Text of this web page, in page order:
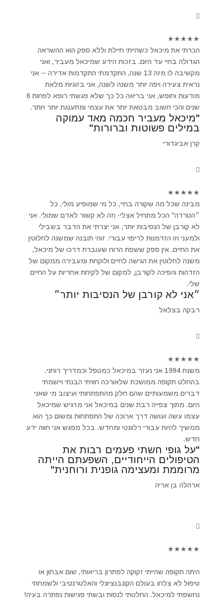
★
★
★
★
★
הכרתי את מיכאל כשהייתי חיילת וללא ספק הוא ההשראה
הגדולה בחיי עד היום. בזכות הידע שמיכאל מעביר, ואני
מקשיבה לו מזה 13 שנה, התקדמתי התקדמות אדירה ─ אני
נראית צעירה ויפה יותר משנה לשנה, אני בזוגיות מלאת
מודעות וחופש, אני בריאה כל כך שלא פגשתי רופא לפחות 6
שנים והכי חשוב מבטאת יותר את עצמי ומתענגת יותר ויותר.
"מיכאל מעביר חכמה מאד עמוקה
במילים פשוטות וברורות"
קרן אביגדורי
★
★
★
★
★
מבינה שכל מה שקורה בחיי, כל מי שמופיע מולי, כל
״הטרדה" הכל מתחיל אצלי- וזה לא קשור לאדם שמולי. אני
לא קורבן של הנסיבות יותר, אני יצרתי את הדבר בשבילי
ולמעני וזו הזדמנות לריפוי עבורי. זוהי תובנה שמשנה לחלוטין
את החיים. אין ספק ששפת הרוח שעוברת דרכו של מיכאל,
משנה לחלוטין את הגישה לחיים ולוקחת ומעבירה ממקום של
הזדהות והפיכה לקורבן, למקום של לקיחת אחריות על החיים
שלי.
״אני לא קורבן של הנסיבות יותר״
רבקה בצלאל
★
★
★
★
★
משנת 1994 אני נעזר במיכאל כמטפל וכמדריך רוחני.
בהחלט תקופה ממושכת שלאורכה חוויתי הבנתי ויישמתי
דברים משמעותיים שהם חלק מהתפתחותי ועיצוב מי שאני
היום. מתוך צפייה רבת שנים במיכאל אני מרגיש שמיכאל
עצמו עשה ועושה דרך ארוכה של התפתחות ומשום כך הוא
ממשיך להיות עבורי רלוונטי ומחדש. בכל מפגש אני חווה ידע
חדש.
"על גופי חשתי פעמים רבות את
הטיפולים הייחודיים, השפעתם הייתה
מרוממת ומעצימה גופנית ורוחנית"
ארהלה בן אריה
★
★
★
★
★
היתה תקופה שהייתי זקוקה לפתרון בריאותי, שום אבחון או
טיפול לא צלחו בעולם הקונבנציונלי והאלטרנטיבי ולשמחתי
נחשפתי למיכאל. החלטתי לנסות ובשתי פגישות נפתרה בעיה!